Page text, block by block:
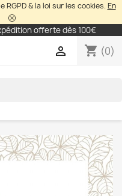
RGPD & la loi sur les cookies.En
offerte dès 100€
shopping_cart (0)
